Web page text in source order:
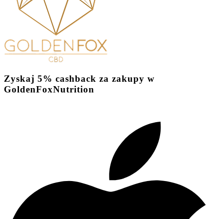
Zyskaj 5% cashback za zakupy w
GoldenFoxNutrition